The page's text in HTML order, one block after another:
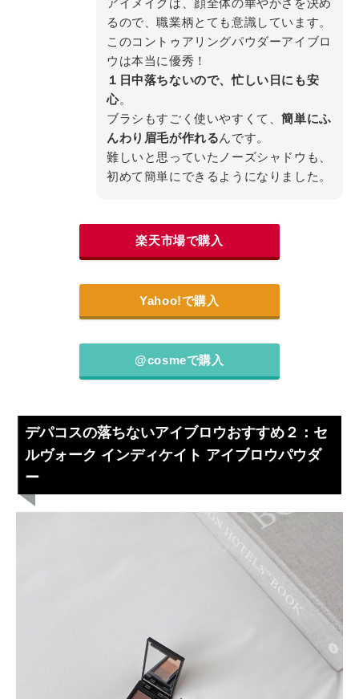
アイメイクは、顔全体の華やかさを決め
るので、職業柄とても意識しています。
このコントゥアリングパウダーアイブロ
ウは本当に優秀！
１日中落ちないので、忙しい日にも安
心。
ブラシもすごく使いやすくて、簡単にふ
んわり眉毛が作れるんです。
難しいと思っていたノーズシャドウも、
初めて簡単にできるようになりました。
楽天市場で購入
Yahoo!で購入
@cosmeで購入
デパコスの落ちないアイブロウおすすめ２：セ
ルヴォーク インディケイト アイブロウパウダ
ー